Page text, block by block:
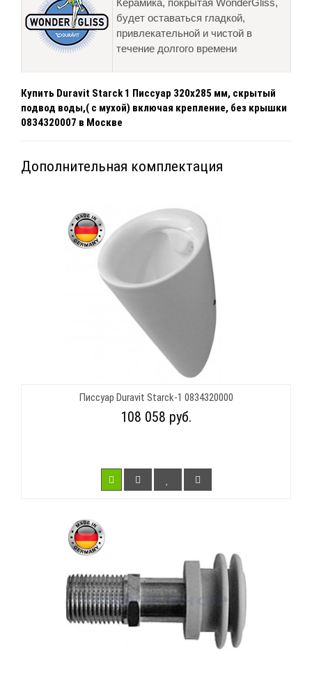
будет оставаться гладкой,
привлекательной и чистой в
течение долгого времени
Купить Duravit Starck 1 Писсуар 320х285 мм, скрытый
подвод воды,( с мухой) включая крепление, без крышки
0834320007 в Москве
Дополнительная комплектация
Писсуар Duravit Starck-1 0834320000
108 058 руб.